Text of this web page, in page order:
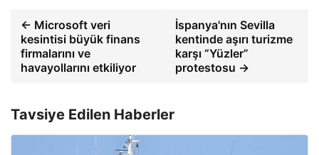
← Microsoft veri
kesintisi büyük finans
firmalarını ve
havayollarını etkiliyor
İspanya'nın Sevilla
kentinde aşırı turizme
karşı “Yüzler”
protestosu →
Tavsiye Edilen Haberler